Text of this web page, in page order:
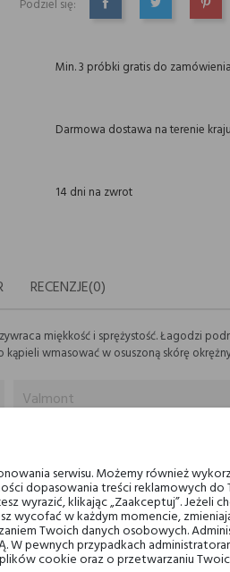
Podziel się:
UDOSTĘPNIJTWEETUJ
Min. 3 próbki gratis do
Darmowa dostawa na terenie
14 dni na zwrot
RECENZJE(0)
miękkość i sprężystość. Łagodzi
wmasować w osuszoną skórę
Valmont
dla niej
serwisu. Możemy również
dopasowania treści reklamowych
wyrazić, klikając „Zaakceptuj”. Jeżeli
wycofać w każdym momencie,
Twoich danych osobowych.
W pewnych przypadkach
cookie oraz o przetwarzaniu